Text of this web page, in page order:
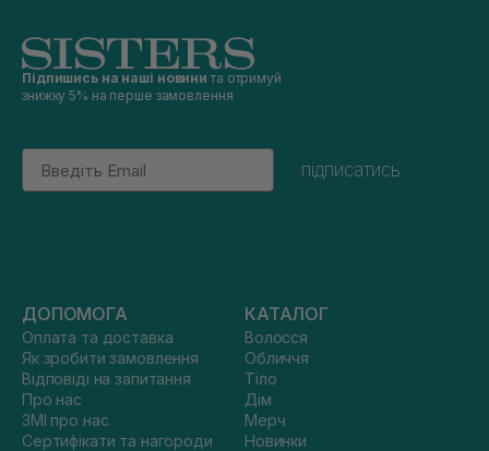
Підпишись на наші новини та отримуй
знижку 5% на перше замовлення
Email
підписатись
ДОПОМОГА
Оплата та доставка
Як зробити замовлення
Відповіді на запитання
Про нас
ЗМІ про нас
Сертифікати та нагороди
КАТАЛОГ
Волосся
Обличчя
Тіло
Дім
Мерч
Новинки